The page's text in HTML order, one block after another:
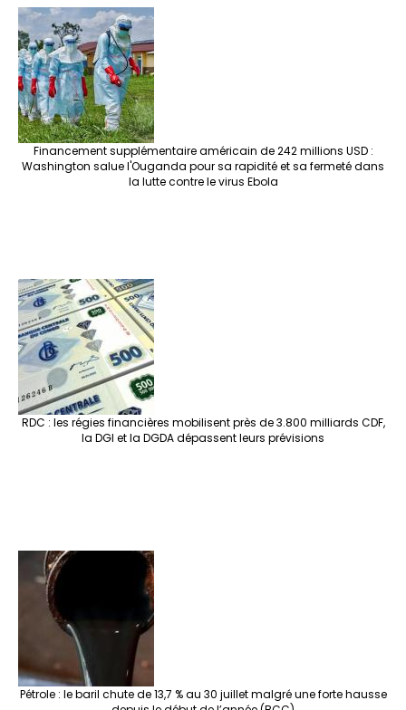
Financement supplémentaire américain de 242 millions USD :
Washington salue l'Ouganda pour sa rapidité et sa fermeté dans
la lutte contre le virus Ebola
RDC : les régies financières mobilisent près de 3.800 milliards CDF,
la DGI et la DGDA dépassent leurs prévisions
Pétrole : le baril chute de 13,7 % au 30 juillet malgré une forte hausse